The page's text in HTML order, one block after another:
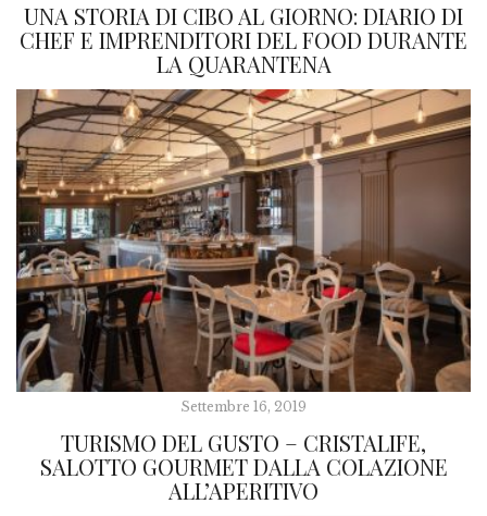
UNA STORIA DI CIBO AL GIORNO: DIARIO DI
CHEF E IMPRENDITORI DEL FOOD DURANTE
LA QUARANTENA
Settembre 16, 2019
TURISMO DEL GUSTO – CRISTALIFE,
SALOTTO GOURMET DALLA COLAZIONE
ALL’APERITIVO